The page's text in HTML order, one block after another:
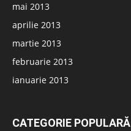
mai 2013
aprilie 2013
martie 2013
februarie 2013
ianuarie 2013
CATEGORIE POPULARĂ